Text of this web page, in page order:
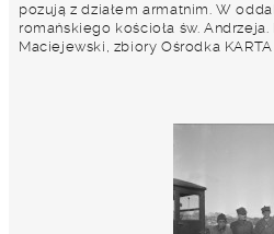
pozują z działem armatnim. W
romańskiego kościoła św.
Maciejewski, zbiory Ośrodka KARTA